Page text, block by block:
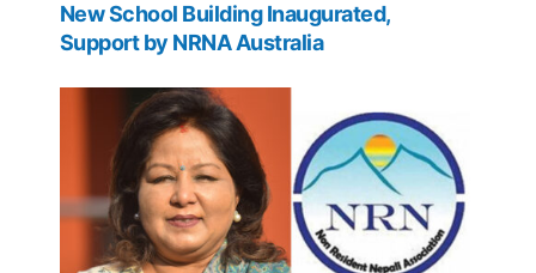
New School Building Inaugurated,
Support by NRNA Australia